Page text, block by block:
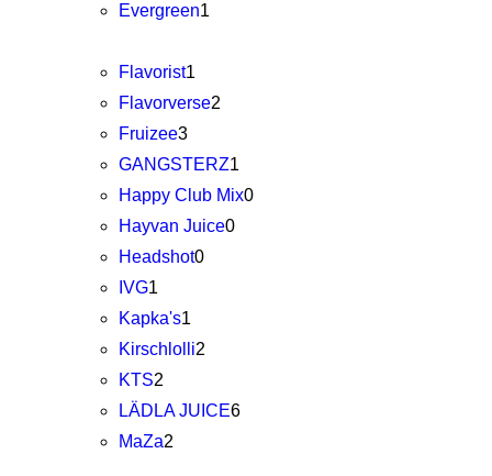
Evergreen1
Flavorist1
Flavorverse2
Fruizee3
GANGSTERZ1
Happy Club Mix0
Hayvan Juice0
Headshot0
IVG1
Kapka's1
Kirschlolli2
KTS2
LÄDLA JUICE6
MaZa2